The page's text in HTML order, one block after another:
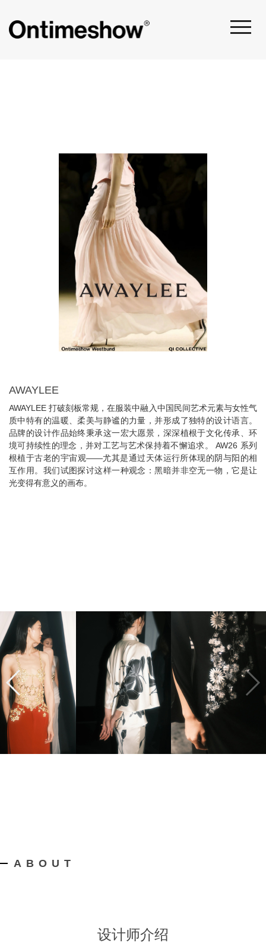
AWAYLEE
AWAYLEE 打破刻板常规，在服装中融入中国民间艺术元素与女性气
质中特有的温暖、柔美与静谧的力量，并形成了独特的设计语言。
品牌的设计作品始终秉承这一宏大愿景，深深植根于文化传承、环
境可持续性的理念，并对工艺与艺术保持着不懈追求。 AW26 系列
根植于古老的宇宙观——尤其是通过天体运行所体现的阴与阳的相
互作用。我们试图探讨这样一种观念：黑暗并非空无一物，它是让
光变得有意义的画布。
ABOUT
设计师介绍